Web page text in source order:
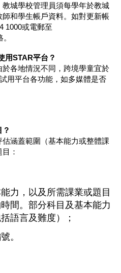
城學校管理員須每學年於教城
師和學生帳戶資料。如對更新帳
1000或電郵至
用STAR平台？
各地情況不同，跨境學童宜於
用平台各功能，如多媒體是否
涵蓋範圍（基本能力或整體課
：
力，以及所需課業或題目
間。部分科目及基本能力
語言及難度）；
。